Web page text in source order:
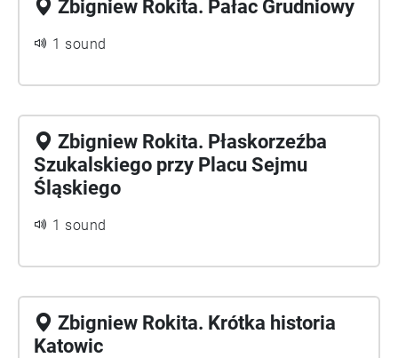
Zbigniew Rokita. Pałac Grudniowy
1 sound
Zbigniew Rokita. Płaskorzeźba
Szukalskiego przy Placu Sejmu
Śląskiego
1 sound
Zbigniew Rokita. Krótka historia
Katowic